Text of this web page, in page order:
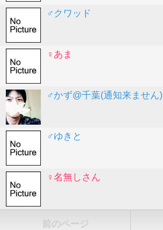
♂クワッド
♀あま
♂かず@千葉(通知来ません)
♂ゆきと
♀名無しさん
前のページ